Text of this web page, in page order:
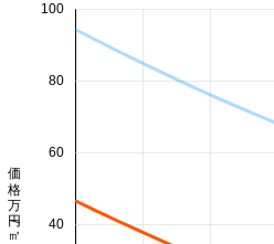
40
60
80
100
価格 万円/㎡